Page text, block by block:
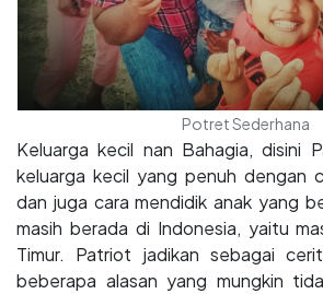
Potret Sederhana
Keluarga kecil nan Bahagia, disini
keluarga kecil yang penuh dengan
dan juga cara mendidik anak yang
masih berada di Indonesia, yaitu
Timur. Patriot jadikan sebagai
beberapa alasan yang mungkin